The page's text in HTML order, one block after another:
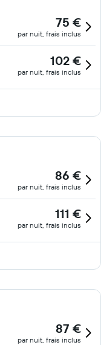
75 €
par nuit, frais inclus
102 €
par nuit, frais inclus
86 €
par nuit, frais inclus
111 €
par nuit, frais inclus
87 €
par nuit, frais inclus